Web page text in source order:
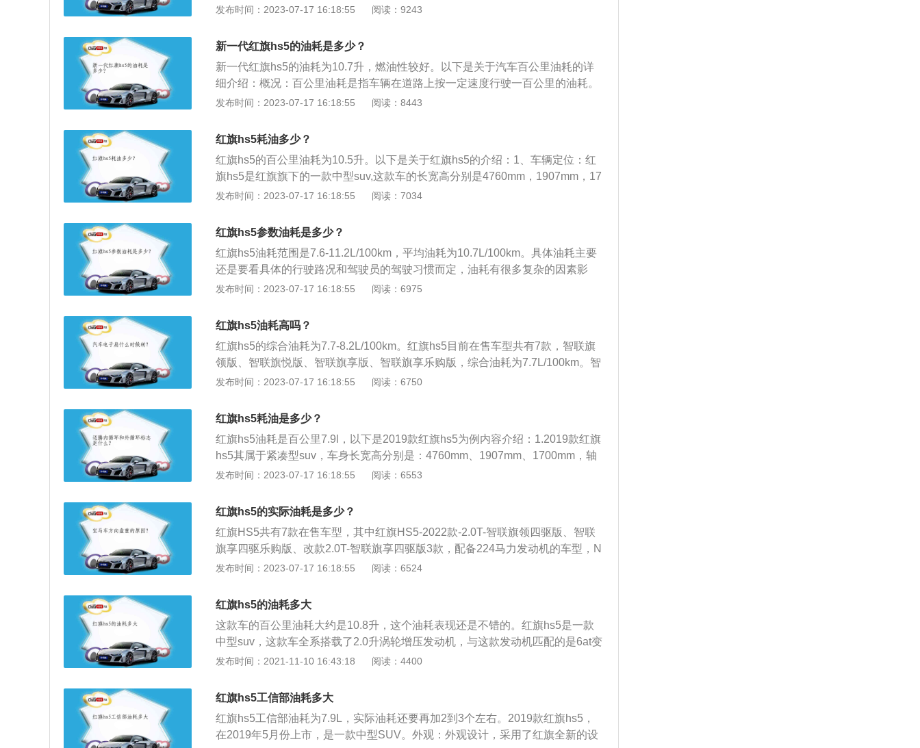
联旗享四驱版、智联旗领四驱版、智联旗享四驱乐购版，综合油耗为8.2L/100k
消耗数据量数据。真实油耗高于这个值，为8.5-9.8L/100km。汽车油耗的高低与
五大因素直接相关，即驾驶习惯、汽车本身、道路状态、自然风、环境温度。会
使汽车油耗增加的具体因素如下：驾驶习惯：驾驶粗暴，比如急加油、常超车、
遇红灯不提前松油门会使油耗增高。汽车本身：排量大的车比排量小的车油耗
大，因为排量大功率一般就大，需要更多的汽油燃烧做功。汽车自重大的车油耗
山路等，在这些路面行驶，阻力大，耗油会增加。自然风：迎风行驶、大风天行
驶，汽车阻力增大，油耗增加。环境温度低，发动机缸体温度低，冷起动时喷入
的汽油不易雾化，需要喷入更多的汽油才能然烧，油耗增大。同时，气温低，发
发布时间：2023-07-17 16:18:55 阅读：9243
新一代红旗hs5的油耗是多少？
新一代红旗hs5的油耗为10.7升，燃油性较好。以下是关于汽车百公里油耗的详
细介绍：概况：百公里油耗是指车辆在道路上按一定速度行驶一百公里的油耗。
是车辆的一个理论指标。百公里油耗是厂家在客观环境中，用安装在车辆底盘的
里油耗数据。其他：由于多数车辆在90公里/小时接近经济车速，因此大多数对外
公布的理论油耗通常为90公里/小时的百公里油耗。
发布时间：2023-07-17 16:18:55 阅读：8443
红旗hs5耗油多少？
红旗hs5的百公里油耗为10.5升。以下是关于红旗hs5的介绍：1、车辆定位：红
旗hs5是红旗旗下的一款中型suv,这款车的长宽高分别是4760mm，1907mm，17
00mm，轴距为2870mm。2、发动机：红旗hs5全系使用了一款2.0升涡轮增压发
最大扭矩，这款发动机搭载了缸内直喷技术，并且使用了铝合金缸盖缸体。
发布时间：2023-07-17 16:18:55 阅读：7034
红旗hs5参数油耗是多少？
红旗hs5油耗范围是7.6-11.2L/100km，平均油耗为10.7L/100km。具体油耗主要
还是要看具体的行驶路况和驾驶员的驾驶习惯而定，油耗有很多复杂的因素影
响。下面是降低油耗的小技巧：1、起步要缓慢：车辆在起步过程中，应以低档
荐的水平上。3、定期整理行李箱，减少负重：多余的东西会增加汽车的负重，
从而增加油耗。
发布时间：2023-07-17 16:18:55 阅读：6975
红旗hs5油耗高吗？
红旗hs5的综合油耗为7.7-8.2L/100km。红旗hs5目前在售车型共有7款，智联旗
领版、智联旗悦版、智联旗享版、智联旗享乐购版，综合油耗为7.7L/100km。智
联旗享四驱版、智联旗领四驱版、智联旗享四驱乐购版，综合油耗为8.2L/100k
消耗数据量数据。真实油耗高于这个值，为8.5-9.8L/100km。汽车油耗的高低与
五大因素直接相关，即驾驶习惯、汽车本身、道路状态、自然风、环境温度。会
使汽车油耗增加的具体因素如下：驾驶习惯：驾驶粗暴，比如急加油、常超车、
遇红灯不提前松油门会使油耗增高。汽车本身：排量大的汽车比排量小的汽车油
耗大，因为排量大功率一般就大，需要更多的汽油燃烧做功。汽车自重大的车油
面、山路等，在这些路面行驶，阻力大，耗油会增加。自然风：迎风行驶、大风
天行驶，汽车阻力增大，油耗增加。环境温度低，发动机缸体温度低，冷起动时
喷入的汽油不易雾化，需要喷入更多的汽油才能然烧，油耗增大。同时，气温
发布时间：2023-07-17 16:18:55 阅读：6750
红旗hs5耗油是多少？
红旗hs5油耗是百公里7.9l，以下是2019款红旗hs5为例内容介绍：1.2019款红旗
hs5其属于紧凑型suv，车身长宽高分别是：4760mm、1907mm、1700mm，轴
距为2870，油箱容积为64l，整备质量为1755kg。2.2019款红旗hs5车的前悬架
最大马力是224ps，最大功率是165kw，最大扭矩是340nm，与其匹配的是6挡手
自一体变速箱。
发布时间：2023-07-17 16:18:55 阅读：6553
红旗hs5的实际油耗是多少？
红旗HS5共有7款在售车型，其中红旗HS5-2022款-2.0T-智联旗领四驱版、智联
旗享四驱乐购版、改款2.0T-智联旗享四驱版3款，配备224马力发动机的车型，N
EDC百公里油耗8.2L。红旗HS5-2022款-2.0T-智联旗领版、智联旗享乐购版、智
油耗7.7L。红旗HS5所有车型的油箱容量相同，加满一箱油能跑的距离如下：配
备224马力发动机的车型，油箱容量为64L，加满一箱油能跑的距离为64/8.2*100
=780km。配备224马力发动机的车型，油箱容量为64L，加满一箱油能跑的距离
为64/7.7*100=831km。汽车油耗的高低与五大因素直接相关，即驾驶习惯、汽车
本身、道路状态、自然风、环境温度。会使汽车油耗增加的具体因素如下：驾驶
汽车本身：排量大的车比排量小的车油耗大，因为排量大功率一般就大，需要更
多的汽油燃烧做功。汽车自重大的车油耗会高，因为自重大需要更大的驱动扭
矩。道路状态：土路、泥泞路、松软路面、山路等，在这些路面行驶，阻力大，
发布时间：2023-07-17 16:18:55 阅读：6524
红旗hs5的油耗多大
这款车的百公里油耗大约是10.8升，这个油耗表现还是不错的。红旗hs5是一款
中型suv，这款车全系搭载了2.0升涡轮增压发动机，与这款发动机匹配的是6at变
速箱。红旗hs5的前悬架使用了麦弗逊独立悬架，后悬架使用了多连杆独立悬
很多关系的。如果经常在一些红绿灯比较多，并且堵车很严重的道路上行驶，那
汽车的油耗一定是比较高的。如果经常在一些比较通畅不堵车并且红绿灯比较少
的道路上行驶，那汽车的油耗一定是很低的。如果驾驶员的驾驶风格比较激进，
那车子的油耗也是很高的。汽车从静止状态起步行驶时需要很大的加速度，此时
发布时间：2021-11-10 16:43:18 阅读：4400
红旗hs5工信部油耗多大
红旗hs5工信部油耗为7.9L，实际油耗还要再加2到3个左右。2019款红旗hs5，
在2019年5月份上市，是一款中型SUV。外观：外观设计，采用了红旗全新的设